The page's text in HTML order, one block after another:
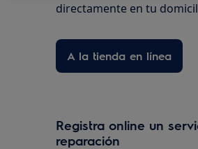
directamente en tu
A la tienda en línea
Registra online un
reparación